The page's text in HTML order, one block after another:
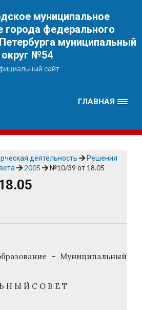
муниципальное
города федерального
муниципальный
округ №54
сайт
ГЛАВНАЯ
деятельность
Решения
2005 №10/39 от 18.05
– Муниципальный
Н Ы Й С О В Е Т